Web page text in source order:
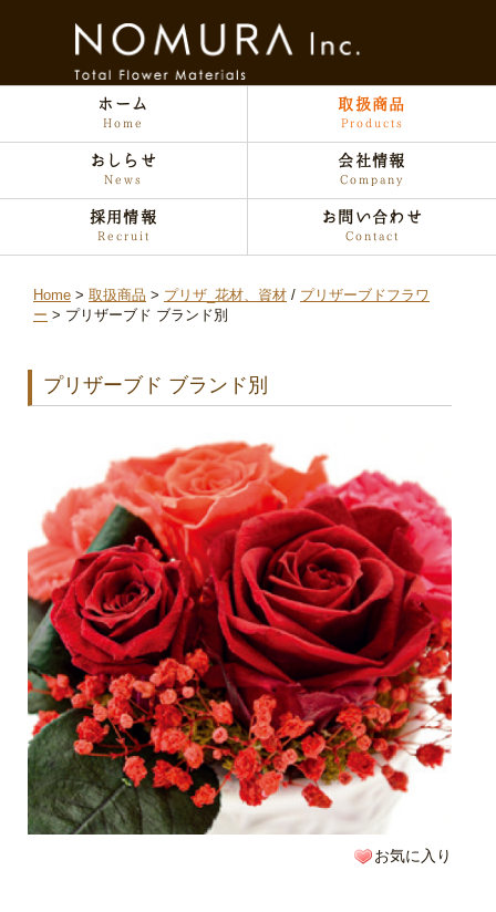
ホーム
Home
取扱商品
Products
おしらせ
News
会社情報
Company
採用情報
Recruit
お問い合わせ
Contact
Home 取扱商品 プリザ_花材、資材 / プリザーブドフラワ
ー
プリザーブド ブランド別
プリザーブド ブランド別
お気に入り